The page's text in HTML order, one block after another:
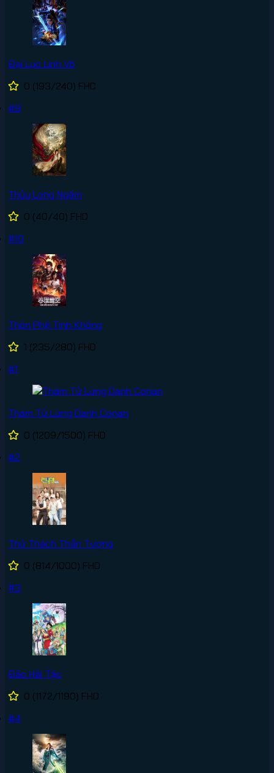
Đại Lục Linh Võ
0 (193/240) FHD
#9
Thủy Long Ngâm
0 (40/40) FHD
#10
Thôn Phệ Tinh Không
1 (235/280) FHD
#1
Thám Tử Lừng Danh Conan
0 (1209/1500) FHD
#2
Thử Thách Thần Tượng
0 (814/1000) FHD
#3
Đảo Hải Tặc
0 (1172/1190) FHD
#4